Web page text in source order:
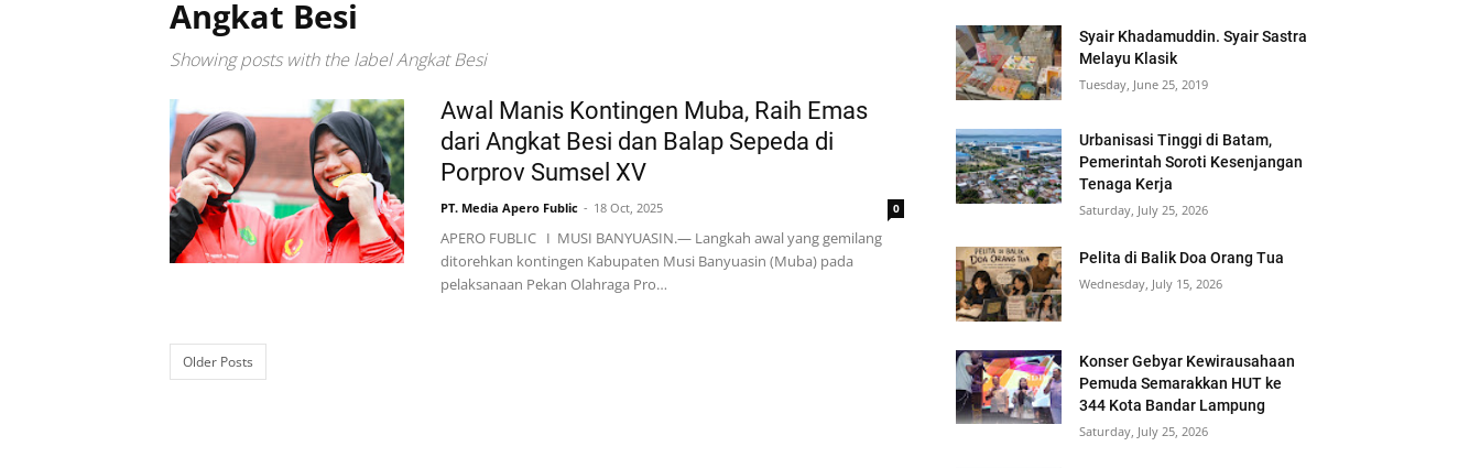
Angkat Besi
Showing posts with the labelAngkat Besi
Awal Manis Kontingen Muba, Raih Emas
dari Angkat Besi dan Balap Sepeda di
Porprov Sumsel XV
PT. Media Apero Fublic 18 Oct, 2025 0
APERO FUBLIC I MUSI BANYUASIN.— Langkah awal yang gemilang
ditorehkan kontingen Kabupaten Musi Banyuasin (Muba) pada
pelaksanaan Pekan Olahraga Pro…
Older Posts
Syair Khadamuddin. Syair Sastra
Melayu Klasik
Tuesday, June 25, 2019
Urbanisasi Tinggi di Batam,
Pemerintah Soroti Kesenjangan
Tenaga Kerja
Saturday, July 25, 2026
Pelita di Balik Doa Orang Tua
Wednesday, July 15, 2026
Konser Gebyar Kewirausahaan
Pemuda Semarakkan HUT ke
344 Kota Bandar Lampung
Saturday, July 25, 2026